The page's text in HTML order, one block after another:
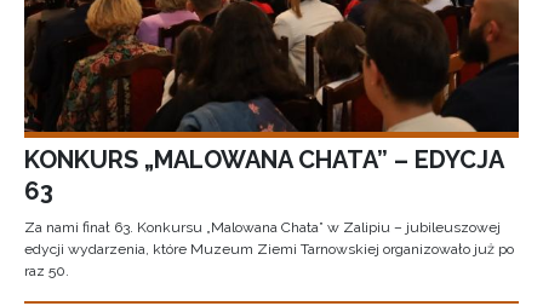
KONKURS „MALOWANA CHATA” – EDYCJA
63
Za nami finał 63. Konkursu „Malowana Chata” w Zalipiu – jubileuszowej
edycji wydarzenia, które Muzeum Ziemi Tarnowskiej organizowało już po
raz 50.